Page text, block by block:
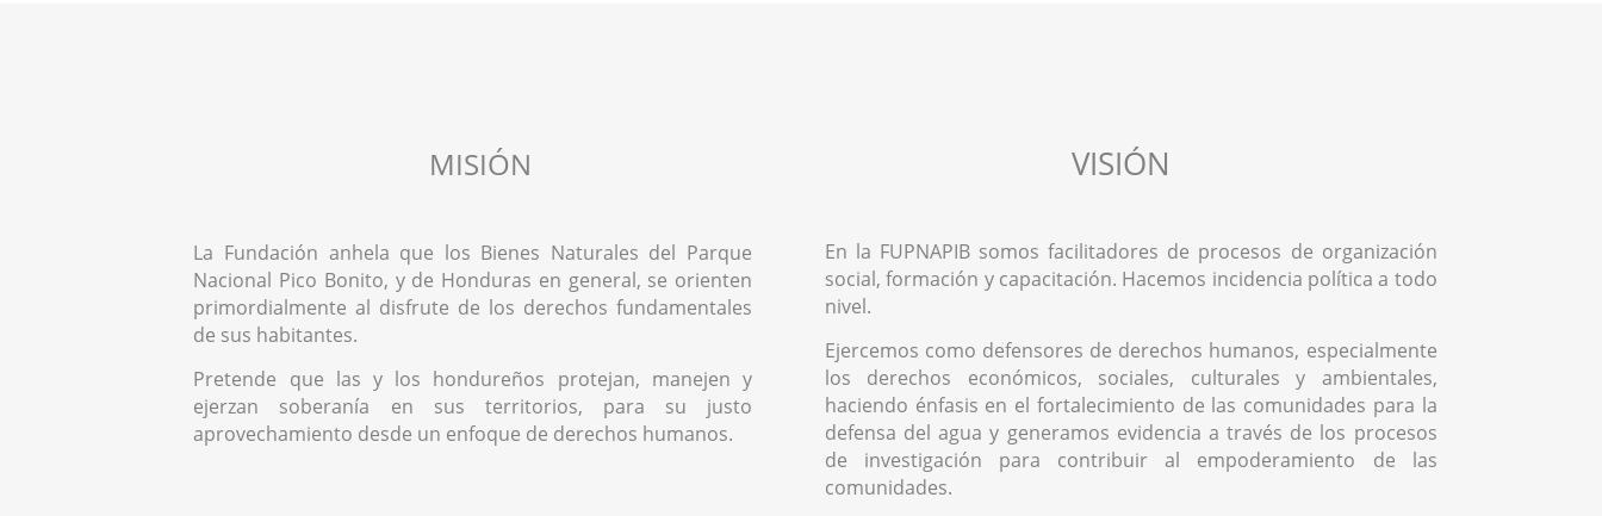
MISIÓN
La Fundación anhela que los Bienes Naturales del Parque
Nacional Pico Bonito, y de Honduras en general, se orienten
primordialmente al disfrute de los derechos fundamentales
de sus habitantes.
Pretende que las y los hondureños protejan, manejen y
ejerzan soberanía en sus territorios, para su justo
aprovechamiento desde un enfoque de derechos humanos.
VISIÓN
En la FUPNAPIB somos facilitadores de procesos de organización
social, formación y capacitación. Hacemos incidencia política a todo
nivel.
Ejercemos como defensores de derechos humanos, especialmente
los derechos económicos, sociales, culturales y ambientales,
haciendo énfasis en el fortalecimiento de las comunidades para la
defensa del agua y generamos evidencia a través de los procesos
de investigación para contribuir al empoderamiento de las
comunidades.